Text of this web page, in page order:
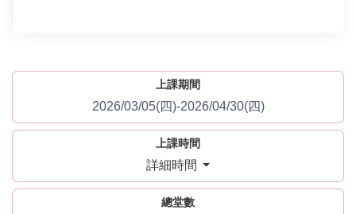
上課期間
2026/03/05(四)-2026/04/30(四)
上課時間
詳細時間
總堂數